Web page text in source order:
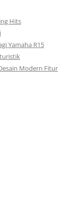
Hits
Yamaha R15
Modern Fitur